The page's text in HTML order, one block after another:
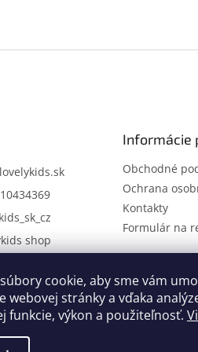
cookie, aby sme vám
webovej stránky a vďaka
funkcie, výkon a použiteľnosť.
lovelykids.sk
shop
Informácie
Obchodné
Ochrana
Kontakty
Formulár na
Kontakty